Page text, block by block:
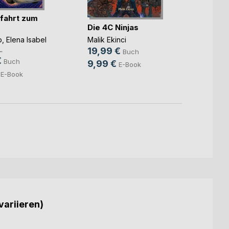
zum
Elena Isabel
Buch
E-Book
Die 4C Ninjas
Malik Ekinci
19,99 € Buch
9,99 € E-Book